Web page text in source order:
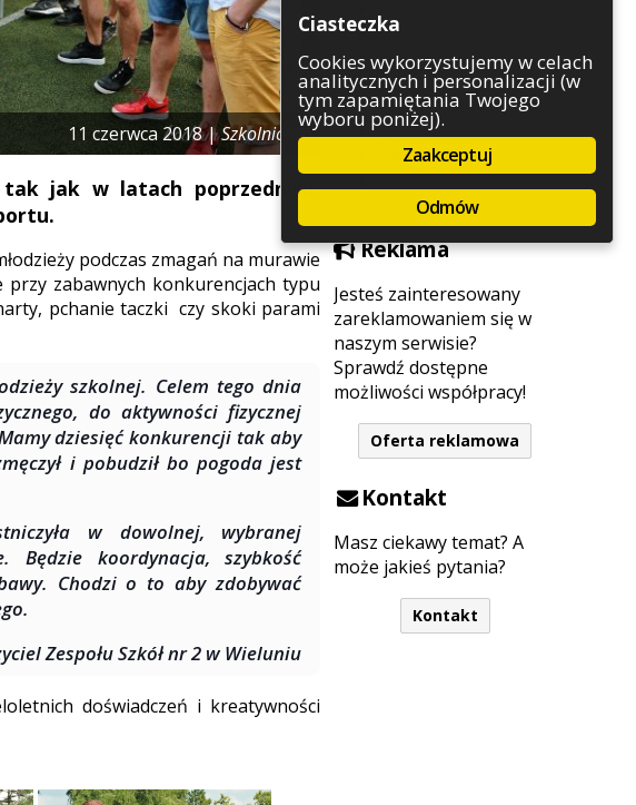
Służby
Sport
Środowisko
Szkolnictwo
Wydarzenia
Zapowiedzi
Zdrowie
Reklama
Jesteś zainteresowany
zareklamowaniem się w
naszym serwisie?
Sprawdź dostępne
możliwości współpracy!
Oferta reklamowa
Kontakt
Masz ciekawy temat? A
może jakieś pytania?
Kontakt
11 czerwca 2018 |Szkolnictwo
tak jak w latach poprzednich,
podczas zmagań na murawie
przy zabawnych konkurencjach typu
pchanie taczki czy skoki parami
szkolnej. Celem tego dnia
do aktywności fizycznej
dziesięć konkurencji tak aby
i pobudził bo pogoda jest
w dowolnej, wybranej
koordynacja, szybkość
Chodzi o to aby zdobywać
Zespołu Szkół nr 2 w Wieluniu
doświadczeń i kreatywności
Ciasteczka
Cookies wykorzystujemy w celach
analitycznych i personalizacji (w
tym zapamiętania Twojego
wyboru poniżej).
Zaakceptuj
Odmów